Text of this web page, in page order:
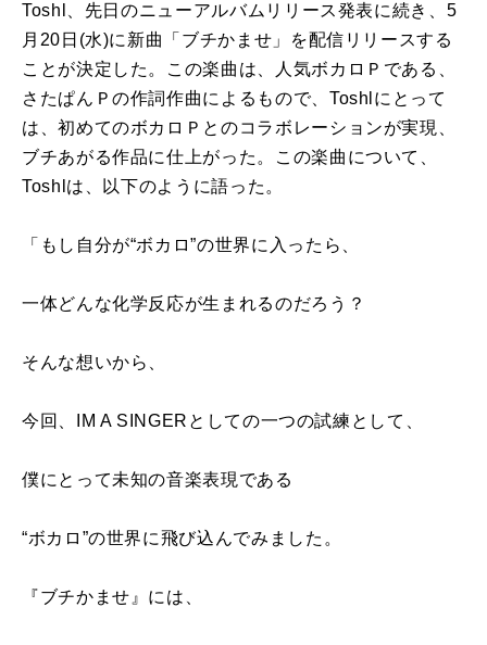
Toshl、先日のニューアルバムリリース発表に続き、5
月20日(水)に新曲「ブチかませ」を配信リリースする
ことが決定した。この楽曲は、人気ボカロＰである、
さたぱんＰの作詞作曲によるもので、Toshlにとって
は、初めてのボカロＰとのコラボレーションが実現、
ブチあがる作品に仕上がった。この楽曲について、
Toshlは、以下のように語った。
「もし自分が“ボカロ”の世界に入ったら、
一体どんな化学反応が生まれるのだろう？
そんな想いから、
今回、IM A SINGERとしての一つの試練として、
僕にとって未知の音楽表現である
“ボカロ”の世界に飛び込んでみました。
『ブチかませ』には、